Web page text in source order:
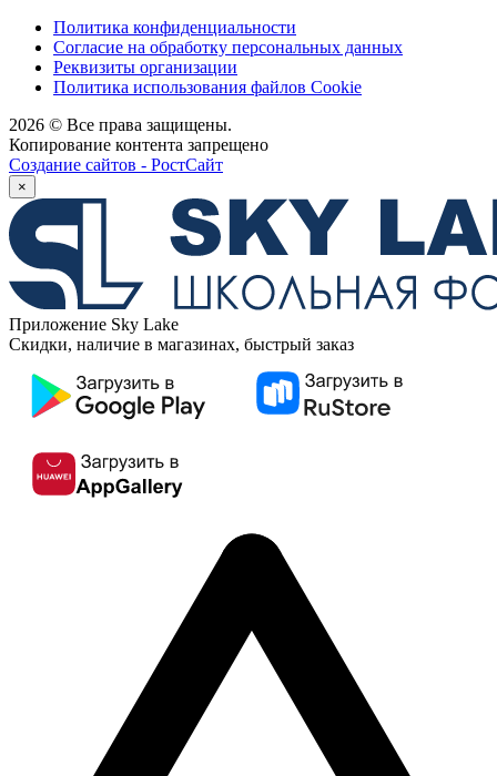
Политика конфиденциальности
Согласие на обработку персональных данных
Реквизиты организации
Политика использования файлов Cookie
2026 © Все права защищены.
Копирование контента запрещено
Создание сайтов - РостСайт
×
Приложение Sky Lake
Скидки, наличие в магазинах, быстрый заказ